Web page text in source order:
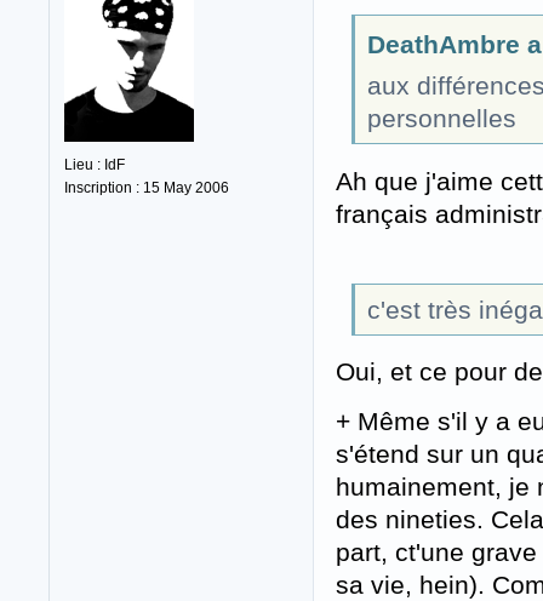
Lieu : IdF
Inscription : 15 May 2006
DeathAmbre
aux
personnelles
Ah que j'aime
français
c'est très
Oui, et ce pour
+ Même s'il y a
s'étend sur un
humainement, je
des nineties.
part, ct'une
sa vie, hein).